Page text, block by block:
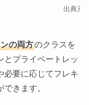
出典元
の両方のクラスを
とプライベートレッ
必要に応じてフレキ
きます。